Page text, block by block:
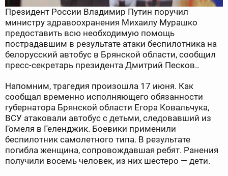
Президент России Владимир Путин поручил
министру здравоохранения Михаилу Мурашко
предоставить всю необходимую помощь
пострадавшим в результате атаки беспилотника на
белорусский автобус в Брянской области, сообщил
пресс-секретарь президента Дмитрий Песков..
Напомним, трагедия произошла 17 июня. Как
сообщал временно исполняющего обязанности
губернатора Брянской области Егора Ковальчука,
ВСУ атаковали автобус с детьми, следовавший из
Гомеля в Геленджик. Боевики применили
беспилотник самолетного типа. В результате
погибла женщина, сопровождавшая ребят. Ранения
получили восемь человек, из них шестеро — дети.